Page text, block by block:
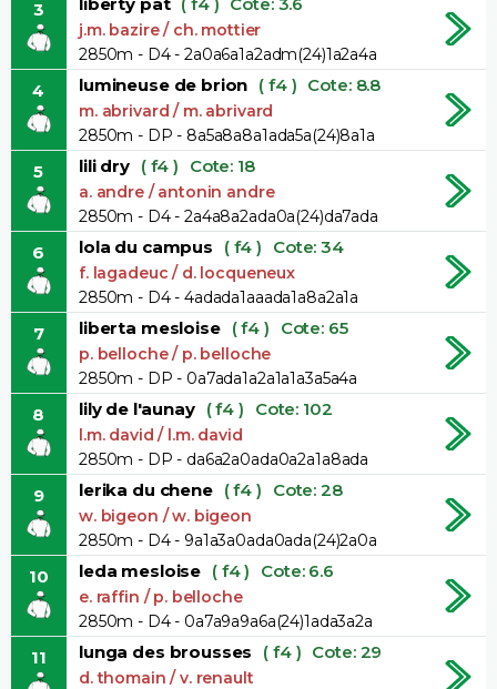
3
j.m. bazire / ch. mottier
2850m - D4 - 2a0a6a1a2adm(24)1a2a4a
4 lumineuse de brion ( f4 ) Cote: 8.8
m. abrivard / m. abrivard
2850m - DP - 8a5a8a8a1ada5a(24)8a1a
5 lili dry ( f4 ) Cote: 18
a. andre / antonin andre
2850m - D4 - 2a4a8a2ada0a(24)da7ada
6 lola du campus ( f4 ) Cote: 34
f. lagadeuc / d. locqueneux
2850m - D4 - 4adada1aaada1a8a2a1a
7 liberta mesloise ( f4 ) Cote: 65
p. belloche / p. belloche
2850m - DP - 0a7ada1a2a1a1a3a5a4a
8 lily de l'aunay ( f4 ) Cote: 102
l.m. david / l.m. david
2850m - DP - da6a2a0ada0a2a1a8ada
9 lerika du chene ( f4 ) Cote: 28
w. bigeon / w. bigeon
2850m - D4 - 9a1a3a0ada0ada(24)2a0a
10 leda mesloise ( f4 ) Cote: 6.6
e. raffin / p. belloche
2850m - D4 - 0a7a9a9a6a(24)1ada3a2a
11 lunga des brousses ( f4 ) Cote: 29
d. thomain / v. renault